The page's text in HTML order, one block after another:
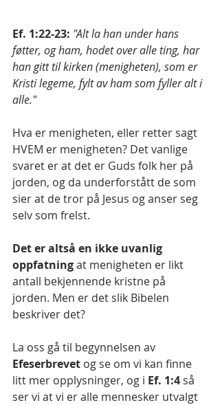
Ef. 1:22-23: "Alt la han under hans
føtter, og ham, hodet over alle ting, har
han gitt til kirken (menigheten), som er
Kristi legeme, fylt av ham som fyller alt i
alle."
Hva er menigheten, eller retter sagt
HVEM er menigheten? Det vanlige
svaret er at det er Guds folk her på
jorden, og da underforstått de som
sier at de tror på Jesus og anser seg
selv som frelst.
Det er altså en ikke uvanlig
oppfatning at menigheten er likt
antall bekjennende kristne på
jorden. Men er det slik Bibelen
beskriver det?
La oss gå til begynnelsen av
Efeserbrevet og se om vi kan finne
litt mer opplysninger, og i Ef. 1:4 så
ser vi at vi er alle mennesker utvalgt